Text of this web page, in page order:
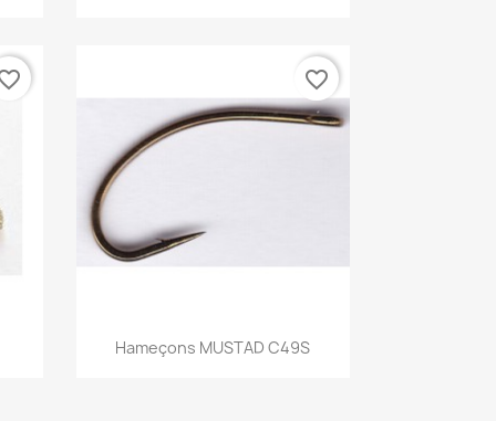
Aperçu rapide
Hameçons MUSTAD C49S
favorite_border